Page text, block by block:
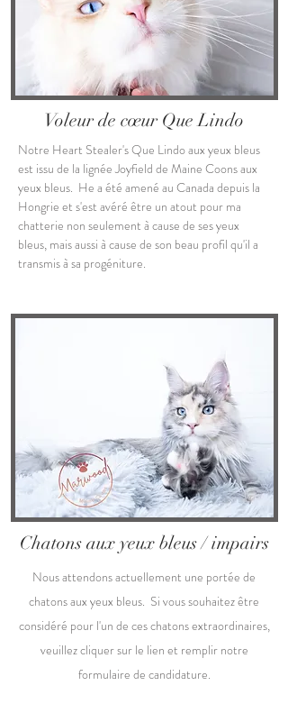
Voleur de cœur Que Lindo
Notre Heart Stealer's Que Lindo aux yeux bleus
est issu de la lignée Joyfield de Maine Coons aux
yeux bleus. He a été amené au Canada depuis la
Hongrie et s'est avéré être un atout pour ma
chatterie non seulement à cause de ses yeux
bleus, mais aussi à cause de son beau profil qu'il a
transmis à sa progéniture.
Chatons aux yeux bleus / impairs
Nous attendons actuellement une portée de
chatons aux yeux bleus. Si vous souhaitez être
considéré pour l'un de ces chatons extraordinaires,
veuillez cliquer sur le lien et remplir notre
formulaire de candidature.